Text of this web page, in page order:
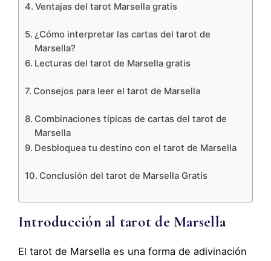
Ventajas del tarot Marsella gratis
¿Cómo interpretar las cartas del tarot de
Marsella?
Lecturas del tarot de Marsella gratis
Consejos para leer el tarot de Marsella
Combinaciones típicas de cartas del tarot de
Marsella
Desbloquea tu destino con el tarot de Marsella
Conclusión del tarot de Marsella Gratis
Introducción al tarot de Marsella
El tarot de Marsella es una forma de adivinación